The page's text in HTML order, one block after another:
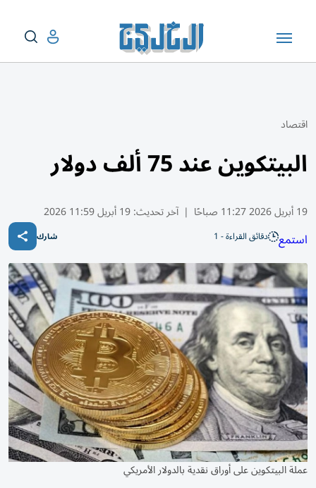
اقتصاد
البيتكوين عند 75 ألف دولار
19 أبريل 2026 11:27 صباحًا | آخر تحديث:19 أبريل 11:59 2026
استمع دقائق القراءة - 1 شارك
عملة البيتكوين على أوراق نقدية بالدولار الأمريكي